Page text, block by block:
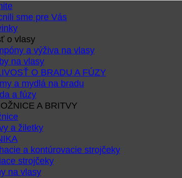
sme pre Vás
o vlasy
a výživa na vlasy
na vlasy
O BRADU A FÚZY
a mydlá na bradu
a fúzy
A BRITVY
a žiletky
a kontúrovacie strojčeky
strojčeky
na vlasy